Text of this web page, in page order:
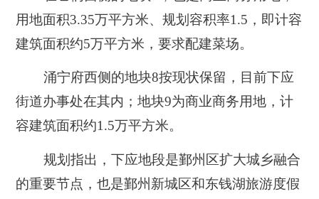
用地面积3.35万平方米、规划容积率1.5，即计容
建筑面积约5万平方米，要求配建菜场。
涌宁府西侧的地块8按现状保留，目前下应
街道办事处在其内；地块9为商业商务用地，计
容建筑面积约1.5万平方米。
规划指出，下应地段是鄞州区扩大城乡融合
的重要节点，也是鄞州新城区和东钱湖旅游度假